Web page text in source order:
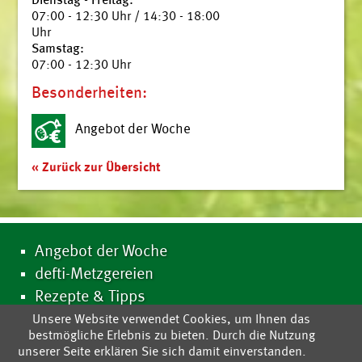
07:00 - 12:30 Uhr / 14:30 - 18:00
Uhr
Samstag:
07:00 - 12:30 Uhr
Besonderheiten:
Angebot der Woche
« Zurück zur Übersicht
Angebot der Woche
defti-Metzgereien
Rezepte & Tipps
Wer ist defti?
defti-Metzger werden
Unsere Website verwendet Cookies, um Ihnen das
bestmögliche Erlebnis zu bieten. Durch die Nutzung
unserer Seite erklären Sie sich damit einverstanden.